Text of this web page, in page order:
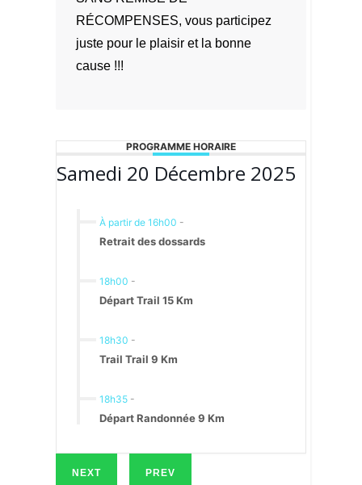
RÉCOMPENSES, vous participez
juste pour le plaisir et la bonne
cause !!!
PROGRAMME HORAIRE
Samedi 20 Décembre 2025
À partir de 16h00 -
Retrait des dossards
18h00 -
Départ Trail 15 Km
18h30 -
Trail Trail 9 Km
18h35 -
Départ Randonnée 9 Km
NEXT PREV